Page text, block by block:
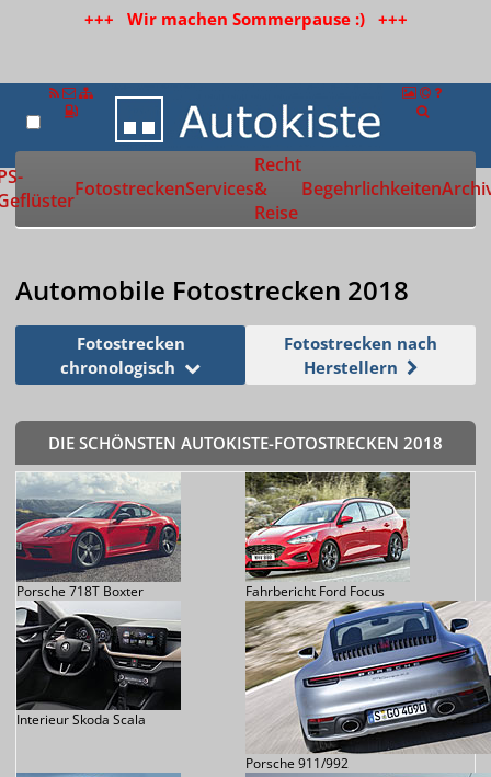
+++ Wir machen Sommerpause :) +++
Zur Startseite
FotostreckenServices
Recht
&
Reise
Begehrlichkeiten
Automobile Fotostrecken 2018
Fotostrecken
chronologisch
Fotostrecken nach
Herstellern
DIE SCHÖNSTEN AUTOKISTE-FOTOSTRECKEN 2018
Porsche 718T Boxter Fahrbericht Ford Focus
Interieur Skoda Scala
Porsche 911/992